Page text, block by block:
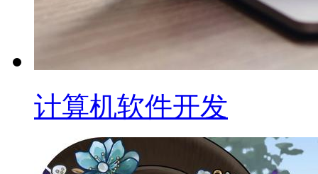
计算机软件开发